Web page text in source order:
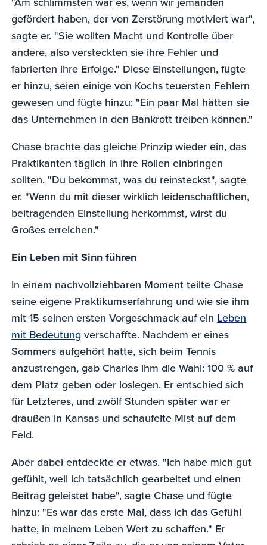
gefördert haben, der von Zerstörung motiviert war",
sagte er. "Sie wollten Macht und Kontrolle über
andere, also versteckten sie ihre Fehler und
fabrierten ihre Erfolge." Diese Einstellungen, fügte
er hinzu, seien einige von Kochs teuersten Fehlern
gewesen und fügte hinzu: "Ein paar Mal hätten sie
das Unternehmen in den Bankrott treiben können."
Chase brachte das gleiche Prinzip wieder ein, das
Praktikanten täglich in ihre Rollen einbringen
sollten. "Du bekommst, was du reinsteckst", sagte
er. "Wenn du mit dieser wirklich leidenschaftlichen,
beitragenden Einstellung herkommst, wirst du
Großes erreichen."
Ein Leben mit Sinn führen
In einem nachvollziehbaren Moment teilte Chase
seine eigene Praktikumserfahrung und wie sie ihm
mit 15 seinen ersten Vorgeschmack auf ein Leben
mit Bedeutung verschaffte. Nachdem er eines
Sommers aufgehört hatte, sich beim Tennis
anzustrengen, gab Charles ihm die Wahl: 100 % auf
dem Platz geben oder loslegen. Er entschied sich
für Letzteres, und zwölf Stunden später war er
draußen in Kansas und schaufelte Mist auf dem
Feld.
Aber dabei entdeckte er etwas. "Ich habe mich gut
gefühlt, weil ich tatsächlich gearbeitet und einen
Beitrag geleistet habe", sagte Chase und fügte
hinzu: "Es war das erste Mal, dass ich das Gefühl
hatte, in meinem Leben Wert zu schaffen." Er